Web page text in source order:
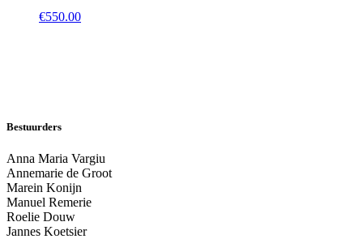
€550.00
Bestuurders
Anna Maria Vargiu
Annemarie de Groot
Marein Konijn
Manuel Remerie
Roelie Douw
Jannes Koetsier